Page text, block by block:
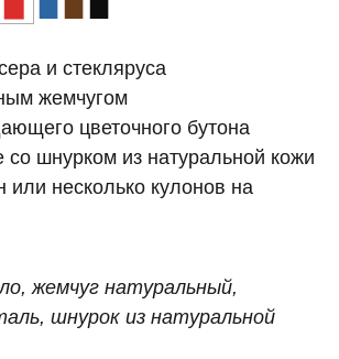
и стекляруса
жемчугом
цветочного бутона
со шнурком из натуральной кожи
или несколько кулонов на
жемчуг натуральный,
шнурок из натуральной